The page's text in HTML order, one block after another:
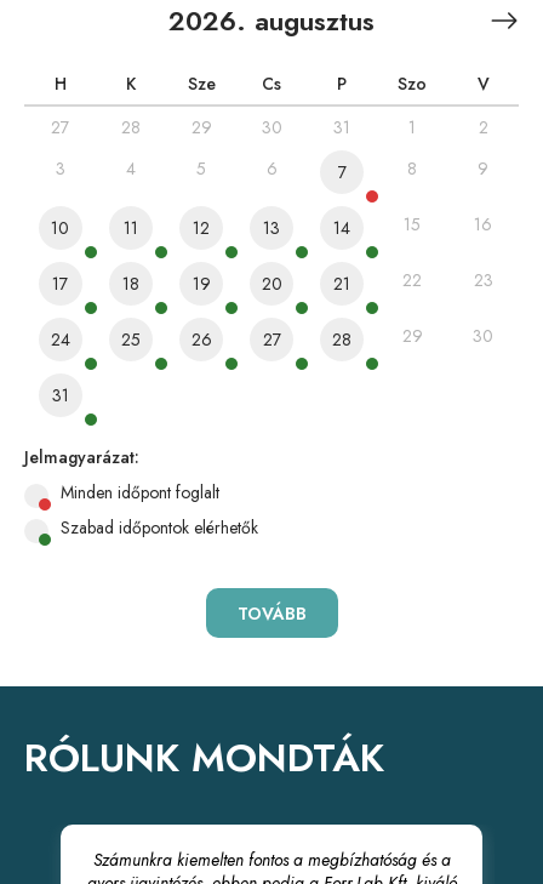
2026. augusztus
H K Sze Cs P Szo
V
27
28 29 30 31 1
2
3
4 5 6 7 8 9
10 11 12 13 14 15 16
17 18 19 20 21 22 23
24 25 26 27 28 29 30
31
Jelmagyarázat:
Minden időpont foglalt
Szabad időpontok elérhetők
TOVÁBB
RÓLUNK MONDTÁK
Számunkra kiemelten fontos a megbízhatóság és a